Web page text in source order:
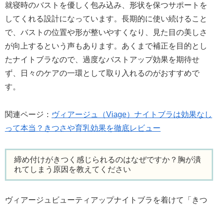
就寝時のバストを優しく包み込み、形状を保つサポートを
してくれる設計になっています。長期的に使い続けること
で、バストの位置や形が整いやすくなり、見た目の美しさ
が向上するという声もあります。あくまで補正を目的とし
たナイトブラなので、過度なバストアップ効果を期待せ
ず、日々のケアの一環として取り入れるのがおすすめで
す。
関連ページ： ヴィアージュ（Viage）ナイトブラは効果なし
って本当？きつさや育乳効果を徹底レビュー
締め付けがきつく感じられるのはなぜですか？胸が潰
れてしまう原因を教えてください
ヴィアージュビューティアップナイトブラを着けて「きつ